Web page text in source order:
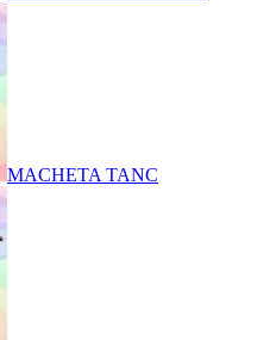
MACHETA TANC